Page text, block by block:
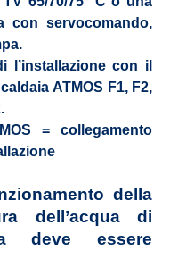
con servocomando,
l’installazione con il
caldaiaATMOS F1, F2,
.
= collegamento
della
dell’acqua di
deve essere